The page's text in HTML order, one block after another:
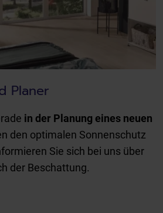
Planer
in der Planung eines neuen
den optimalen Sonnenschutz
Sie sich bei uns über
der Beschattung.